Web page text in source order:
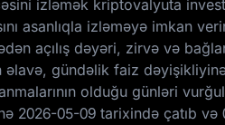
izləmək kriptovalyuta
asanlıqla izləməyə imkan
açılış dəyəri, zirvə və
əlavə, gündəlik faiz
olduğu günləri
2026-05-09 tarixində çatıb və